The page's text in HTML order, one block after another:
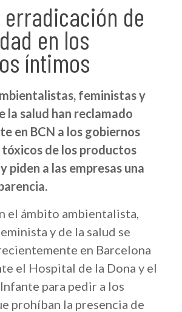
erradicación de
en los
íntimos
feministas y
la salud han reclamado
en BCN a los gobiernos
de los productos
piden a las empresas una
el ámbito ambientalista,
y de la salud se
en Barcelona
el Hospital de la Dona y el
para pedir a los
prohíban la presencia de